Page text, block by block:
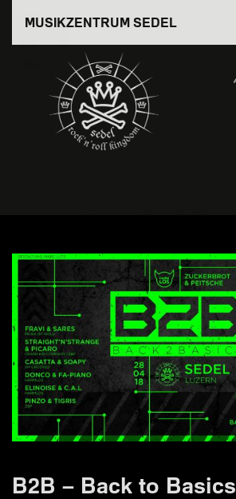
Inhalt
MUSIKZENTRUM SEDEL
B2B – Back to Basics